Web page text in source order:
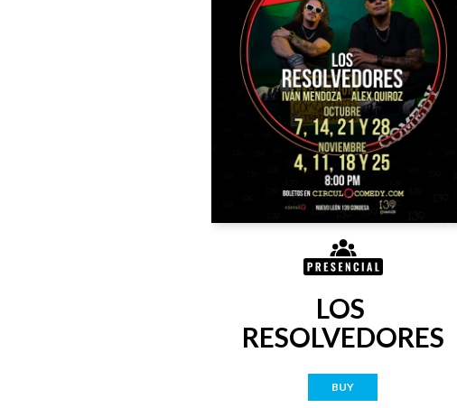
LOS
RESOLVEDORES
BUY